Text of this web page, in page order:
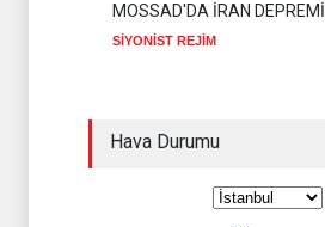
MOSSAD'DA İRAN DEPREMİ
SİYONİST REJİM
Hava Durumu